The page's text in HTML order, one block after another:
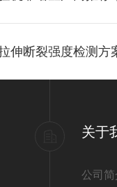
伸断裂强度检测
关于
公司简